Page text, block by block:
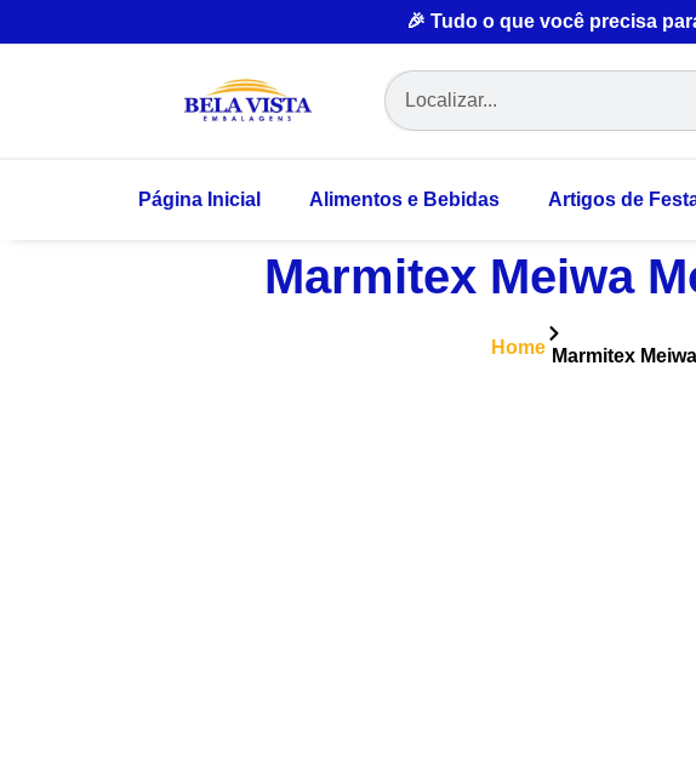
🎉 Tudo o que você precisa
Página Inicial Alimentos e Bebidas Artigos de
Marmitex Meiwa
Home Marmitex